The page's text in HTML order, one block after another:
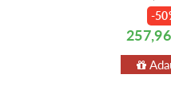
-